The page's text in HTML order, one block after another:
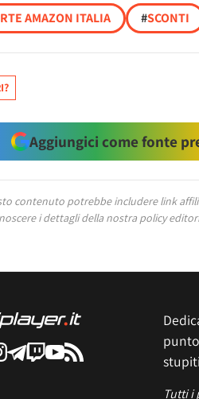
AMAZON ITALIA #SCONTI
Aggiungici come fonte
contenuto potrebbe includere link
i dettagli della nostra policy
Tutti i